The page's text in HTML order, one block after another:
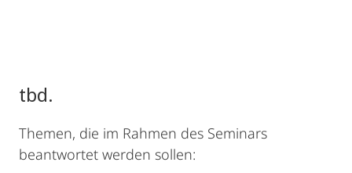
tbd.
Themen, die im Rahmen des Seminars
beantwortet werden sollen: